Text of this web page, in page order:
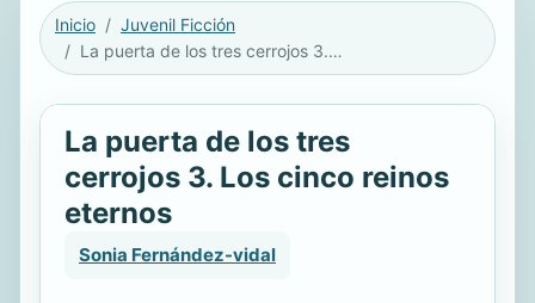
Inicio
Juvenil Ficción
La puerta de los tres cerrojos 3. Los cinco reinos eternos
La puerta de los tres
cerrojos 3. Los cinco reinos
eternos
Sonia Fernández-vidal